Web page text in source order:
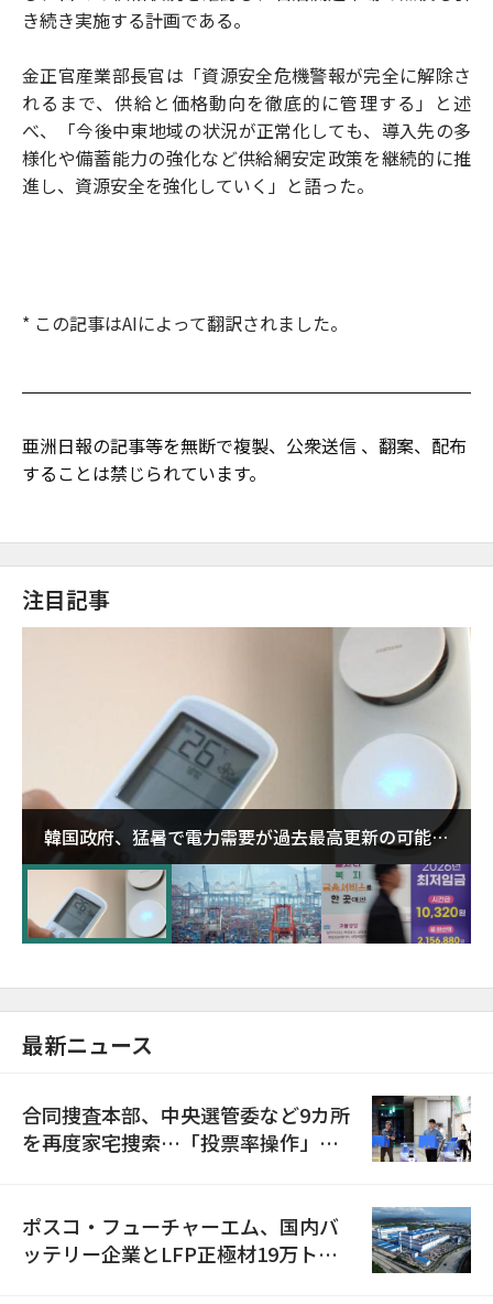
き続き実施する計画である。
金正官産業部長官は「資源安全危機警報が完全に解除さ
れるまで、供給と価格動向を徹底的に管理する」と述
べ、「今後中東地域の状況が正常化しても、導入先の多
様化や備蓄能力の強化など供給網安定政策を継続的に推
進し、資源安全を強化していく」と語った。
* この記事はAIによって翻訳されました。
亜洲日報の記事等を無断で複製、公衆送信 、翻案、配布
することは禁じられています。
注目記事
韓国政府、猛暑で電力需要が過去最高更新の可能性
に需給対応体制を点検
最新ニュース
合同捜査本部、中央選管委など9カ所
を再度家宅捜索…「投票率操作」の
ポスコ・フューチャーエム、国内バ
ッテリー企業とLFP正極材19万トン